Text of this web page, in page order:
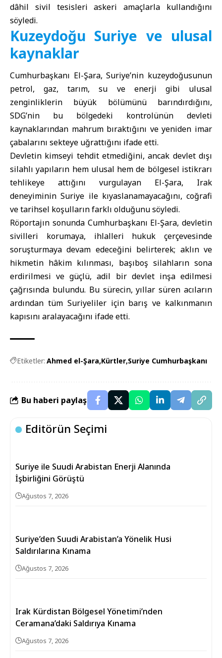
dâhil sivil tesisleri askeri amaçlarla kullandığını
söyledi.
Kuzeydoğu Suriye ve ulusal
kaynaklar
Cumhurbaşkanı El-Şara, Suriye’nin kuzeydoğusunun
petrol, gaz, tarım, su ve enerji gibi ulusal
zenginliklerin büyük bölümünü barındırdığını,
SDG’nin bu bölgedeki kontrolünün devleti
kaynaklarından mahrum bıraktığını ve yeniden imar
çabalarını sekteye uğrattığını ifade etti.
Devletin kimseyi tehdit etmediğini, ancak devlet dışı
silahlı yapıların hem ulusal hem de bölgesel istikrarı
tehlikeye attığını vurgulayan El-Şara, Irak
deneyiminin Suriye ile kıyaslanamayacağını, coğrafi
ve tarihsel koşulların farklı olduğunu söyledi.
Röportajın sonunda Cumhurbaşkanı El-Şara, devletin
sivilleri korumaya, ihlalleri hukuk çerçevesinde
soruşturmaya devam edeceğini belirterek; aklın ve
hikmetin hâkim kılınması, başıboş silahların sona
erdirilmesi ve güçlü, adil bir devlet inşa edilmesi
çağrısında bulundu. Bu sürecin, yıllar süren acıların
ardından tüm Suriyeliler için barış ve kalkınmanın
kapısını aralayacağını ifade etti.
Etiketler: Ahmed el-Şara Kürtler Suriye Cumhurbaşkanı
Bu haberi paylaş
Editörün Seçimi
Suriye ile Suudi Arabistan Enerji Alanında
İşbirliğini Görüştü
Ağustos 7, 2026
Suriye’den Suudi Arabistan’a Yönelik Husi
Saldırılarına Kınama
Ağustos 7, 2026
Irak Kürdistan Bölgesel Yönetimi’nden
Ceramana’daki Saldırıya Kınama
Ağustos 7, 2026